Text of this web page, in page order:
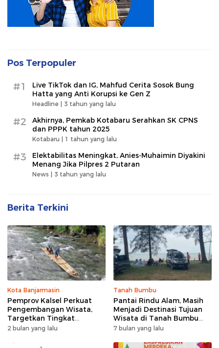
Pos Terpopuler
#1
Live TikTok dan IG, Mahfud Cerita Sosok Bung
Hatta yang Anti Korupsi ke Gen Z
Headline | 3 tahun yang lalu
#2
Akhirnya, Pemkab Kotabaru Serahkan SK CPNS
dan PPPK tahun 2025
Kotabaru | 1 tahun yang lalu
#3
Elektabilitas Meningkat, Anies-Muhaimin Diyakini
Menang Jika Pilpres 2 Putaran
News | 3 tahun yang lalu
Berita Terkini
Kota Banjarmasin
Pemprov Kalsel Perkuat
Pengembangan Wisata,
Targetkan Tingkat
Kunjungan Naik 5 Persen di
2 bulan yang lalu
Tanah Bumbu
Pantai Rindu Alam, Masih
Menjadi Destinasi Tujuan
Wisata di Tanah Bumbu
dengan Rindangnya Pohon
7 bulan yang lalu